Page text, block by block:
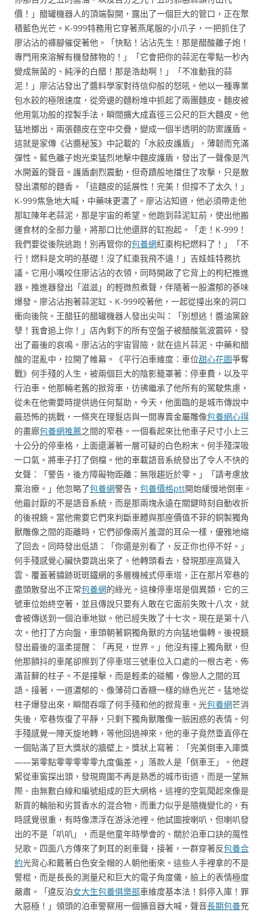
價！」醋罐機器人的頂端裂開，露出了一個巨大的管口，正在聚
積藍色光芒。K-999特務用它穿著燕尾服的小爪子，一把抓住了
廖沾沾的褲腳催促著他。「快點！沾沾先生！那是醋酸離子炮！
專門用來溶解有機發酵物的！」「它會把你的蒜泥在零點一秒內
變成無菌的、純淨的白醋！那是浩劫啊！」「不准動我的蒜
泥！」廖沾沾發出了醬料學家對待信仰般的怒吼。他以一種專業
包水餃的極限速度，從旁邊的麵粉堆中抓起了兩團麵皮。麵皮被
他用氣功般的捏製手法，瞬間擴大成直徑三公尺的巨大麵皮。他
猛地擲出，兩張麵皮在空中交疊，變成一個半透明的防禦護盾。
這就是家傳《沾醬秘笈》中記載的「水餃皮護盾」，薄韌而充滿
彈性。藍色離子炮光束猛烈地擊中麵皮護盾，發出了一聲像是汽
水開蓋的聲音。護盾劇烈震動，但奇蹟般地擋住了攻擊，只是散
發出濃郁的麵香。「這麵皮的延展性！完美！但撐不了太久！」
K-999焦急地大喊，中藥味更濃了。廖沾沾知道，他必須帶走他
那缸陳年老蒜泥，那是宇宙的希望。他跑到蒜泥缸前，使出他搬
運食材的全部力量，將那口比他還胖的缸抱起。「走！K-999！
我們要從後院逃跑！別再管你的包養網紅棗枸杞燃料了！」「不
行！燃料是文明的基礎！沒了紅棗我飛不遠！」吉娃娃特務抗
議。它用小嘴咬住廖沾沾的衣領，同時開啟了它背上的枸杞推進
器。推進器發出「滋滋」的輕微煎煮聲，伴隨著一股濃郁的蔘味
爆發。廖沾沾抱著蒜泥缸、K-999咬著他，一起從撞出來的洞口
衝向後院。王醋狂的醋罐機器人發出尖叫：「別想逃！醬油黨餘
孽！我會追上你！」店內剩下的所有空盤子被醋酸氣波震碎，發
出了最後的哀鳴。廖沾沾的宇宙冒險，就在這片蒜泥、中藥和醋
酸的混亂中，拉開了帷幕。《平行泊車維度：車位甜心花園爭奪
戰》何手殘的人生，被兩個巨大的陰影籠罩著：停車費，以及平
行泊車。他那輛老舊的掀背車，彷彿繼承了他所有的駕駛焦慮，
從未在他需要時提供過任何幫助。今天，他面臨的是城市傳說中
最恐怖的挑戰，一條夾在理髮店與一間專賣金屬雕像包養網心得
的畫廊包養網推薦之間的窄巷。一個看起來比他車子尺寸小上三
十公分的停車格，上面還灑著一層可疑的白色粉末。何手殘深吸
一口氣。將車子打了倒檔。他的車載語音系統發出了令人不快的
女聲：「警告，後方障礙物距離：無限趨近於零。」「請考慮放
棄治療。」他忽略了包養網警告， 包養價格ptt開始緩慢地倒車。
他最討厭的不是語音系統，而是那兩塊永遠在關鍵時刻自動收折
的後視鏡。當他需要它們來判斷車體與那座價值不菲的銅製獨角
獸雕像之間的距離時，它們卻像兩片羞澀的耳朵一樣，優雅地縮
了回去。同時發出低語：「你還是別看了，反正你也停不好。」
何手殘感覺心臟快要跳出來了。他轉頭看去，發現那座高聳入
雲、覆蓋著鏽跡斑斑鐵網的多層機械式停車塔，正在那片窄巷的
盡頭散發出不正常包養網的綠光。這棟停車塔是個異類，它的三
號車位始終空著，並且傳說只要有人敢在它面前失敗十八次，就
會被傳送到一個泊車地獄。他已經失敗了十七次。現在是第十八
次。他打了方向盤，車頭朝著銅獨角獸的方向猛地偏轉。後視鏡
發出最後的溫柔提醒：「再見，世界。」他沒有撞上獨角獸，但
他那顫抖的車尾卻擦到了停車塔三號車位入口處的一根古老、佈
滿苔蘚的柱子。不是撞擊，而是輕柔的碰觸，像戀人之間的耳
語。接著，一道濃郁的、像薄荷口香糖一樣的綠色光芒。猛地從
柱子爆發出來，瞬間吞噬了何手殘和他的掀背車。光包養網芒消
失後，窄巷恢復了平靜，只剩下獨角獸雕像一臉困惑的表情。何
手殘感覺一陣天旋地轉，等他回過神來，他的車子竟然垂直停在
一個貼滿了巨大獎狀的牆壁上。獎狀上寫著：「完美倒車入庫獎
——第零點零零零零零九度偏差。」落款人是「倒車王」。他趕
緊從車窗探出頭，發現周圍不再是熟悉的城市街道，而是一望無
際、由無數白線和編號組成的巨大網格。這裡的空氣聞起來像是
新買的輪胎和劣質香水的混合物，而重力似乎是隨機變化的，有
時感覺很重，有時像漂浮在游泳池裡。他試圖按喇叭，但喇叭發
出的不是「叭叭」，而是他童年時學會的、關於泊車口訣的魔性
兒歌。四面八方傳來了刺耳的剎車聲，接著，一群穿著反包養合
約光背心和戴著白色安全帽的人朝他衝來。這些人手裡拿的不是
警棍，而是長長的測量尺和巨大的電子角度儀，臉上的表情極度
嚴肅。「違反泊女大生包養俱樂部車維度基本法！斜停入庫！罪
大惡極！」領頭的泊車警察用一個擴音器大喊，聲音長期包養充